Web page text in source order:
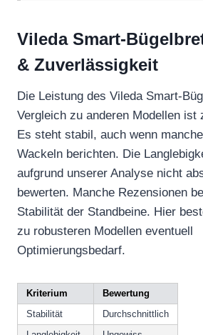
Vileda Smart-
& Zuverlässigkeit
Die Leistung des Vileda Smart-
Vergleich zu anderen Modellen ist
Es steht stabil, auch wenn
Wackeln berichten. Die
aufgrund unserer Analyse nicht
bewerten. Manche Rezensionen
Stabilität der Standbeine. Hier
zu robusteren Modellen eventuell
Optimierungsbedarf.
Kriterium
Bewertung
Stabilität
Durchschnittlich